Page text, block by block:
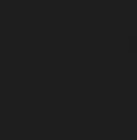
схему зала с